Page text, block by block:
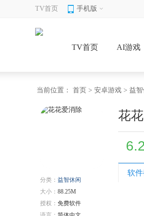
TV首页 手机版
TV首页 AI游戏
当前位置： 首页 > 安卓游戏 > 益智
分类： 益智休闲
大小： 88.25M
授权： 免费软件
花
软件